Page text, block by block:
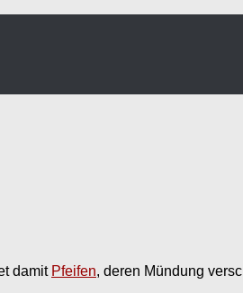
damit Pfeifen, deren Mündung